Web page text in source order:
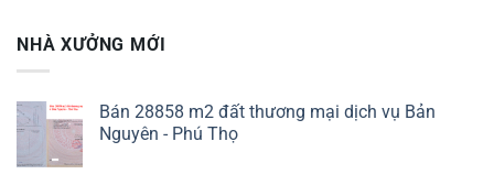
NHÀ XƯỞNG MỚI
Bán 28858 m2 đất thương mại dịch vụ Bản
Nguyên - Phú Thọ